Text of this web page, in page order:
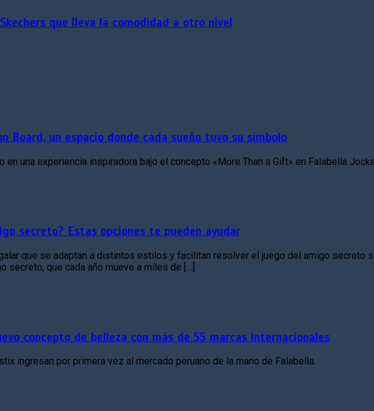
que lleva la comodidad a otro nivel
Board, un espacio donde cada sueño tuvo su símbolo
en una experiencia inspiradora bajo el concepto «More Than a Gift» en Falabella
secreto? Estas opciones te pueden ayudar
que se adaptan a distintos estilos y facilitan resolver el juego del amigo secreto
secreto, que cada año mueve a miles de […]
concepto de belleza con más de 55 marcas internacionales
ingresan por primera vez al mercado peruano de la mano de Falabella.